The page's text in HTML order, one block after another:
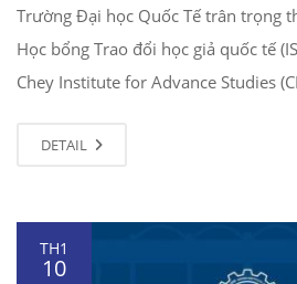
Trường Đại học Quốc Tế trân trọng
Học bổng Trao đổi học giả quốc tế
Chey Institute for Advance Studies
DETAIL
TH1
10